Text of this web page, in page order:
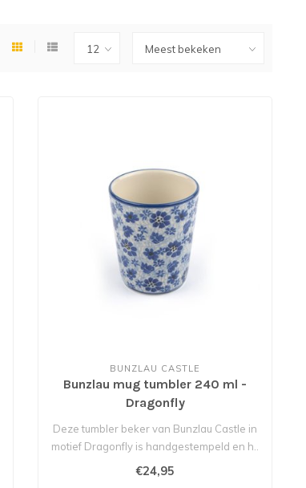
BUNZLAU CASTLE
Bunzlau mug tumbler 240 ml -
Dragonfly
Deze tumbler beker van Bunzlau Castle in
motief Dragonfly is handgestempeld en h..
€24,95